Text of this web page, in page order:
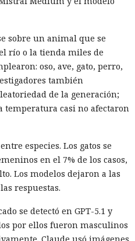
sobre un animal que se
río o la tienda miles de
oso, ave, gato, perro,
también
de la generación;
temperatura casi no afectaron
especies. Los gatos se
en el 7% de los casos,
Los modelos dejaron a las
respuestas.
se detectó en GPT-5.1 y
por ellos fueron masculinos